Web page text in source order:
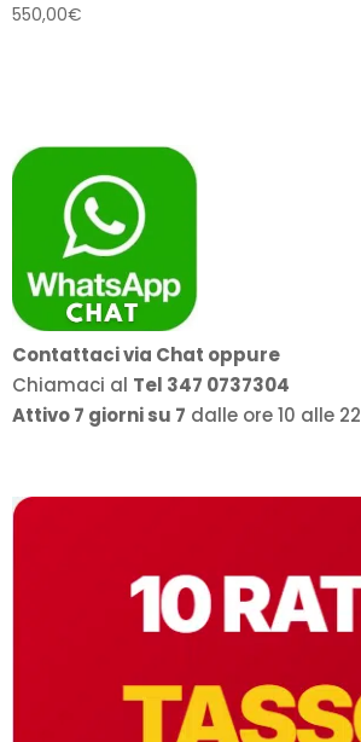
550,00€
Contattaci via Chat oppure
Chiamaci al Tel 347 0737304
Attivo 7 giorni su 7 dalle ore 10 alle 22